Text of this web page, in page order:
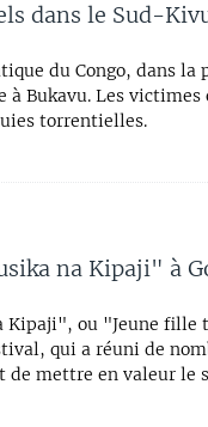
dans le Sud-
du Congo, dans la
à Bukavu. Les
torrentielles.
na Kipaji" à
Kipaji", ou "Jeune fille
qui a réuni de
de mettre en valeur le